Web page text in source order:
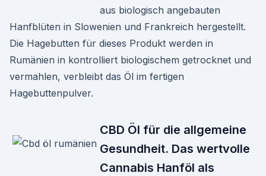
aus biologisch angebauten
Hanfblüten in Slowenien und Frankreich hergestellt.
Die Hagebutten für dieses Produkt werden in
Rumänien in kontrolliert biologischem getrocknet und
vermahlen, verbleibt das Öl im fertigen
Hagebuttenpulver.
CBD Öl für die allgemeine
Gesundheit. Das wertvolle
Cannabis Hanföl als